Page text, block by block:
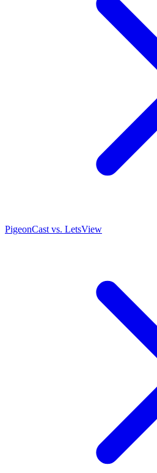
PigeonCast vs. LetsView